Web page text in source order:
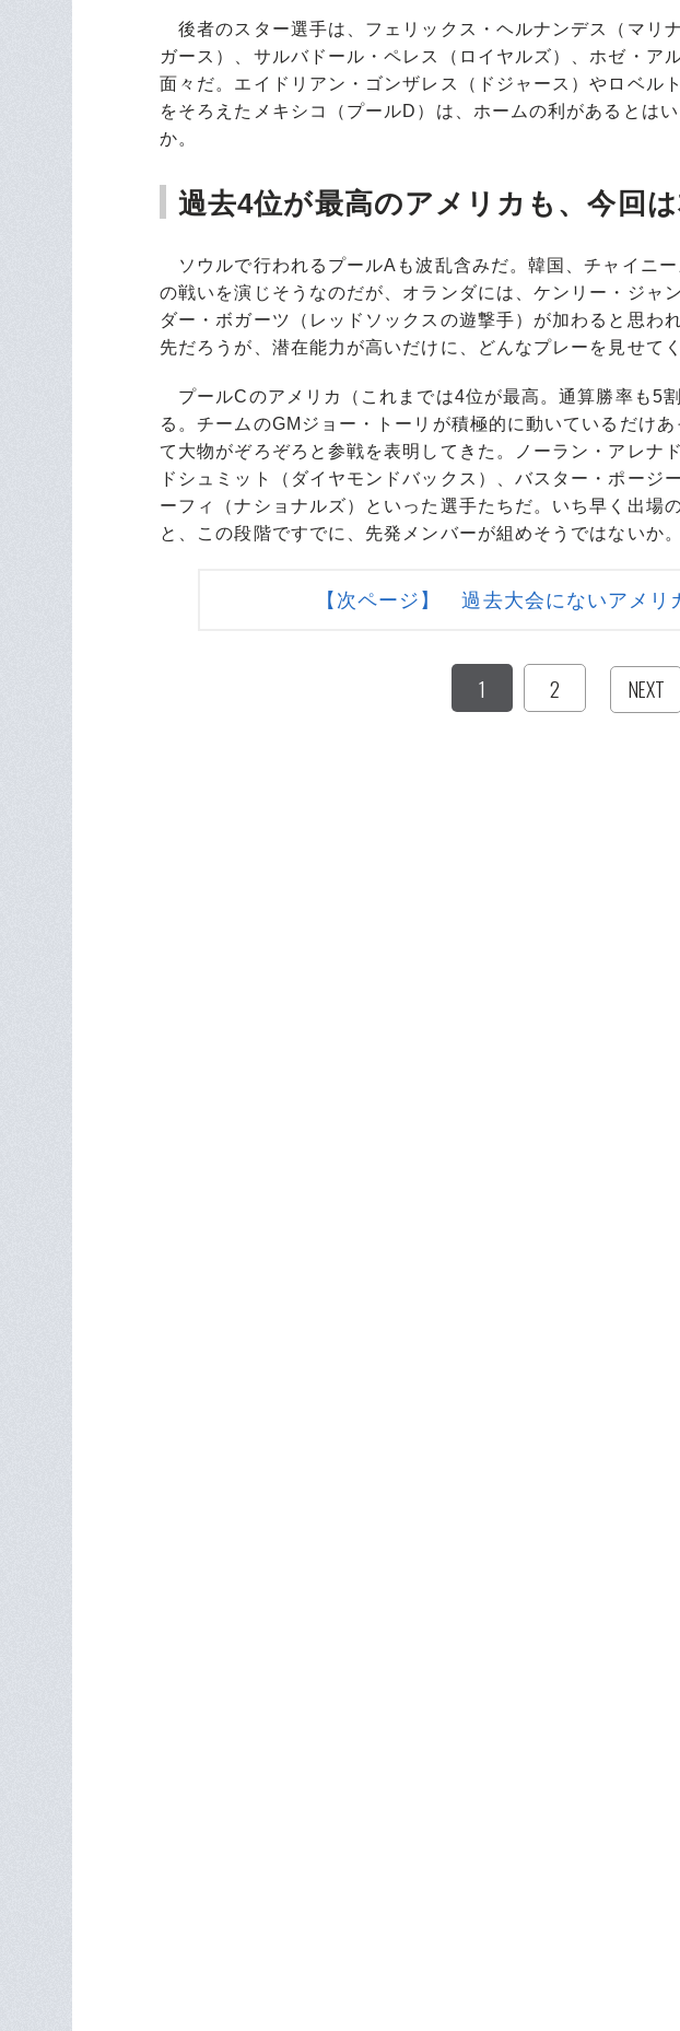
後者のスター選手は、フェリックス・ヘルナンデス（マリ
ガース）、サルバドール・ペレス（ロイヤルズ）、ホゼ・ア
面々だ。エイドリアン・ゴンザレス（ドジャース）やロベル
をそろえたメキシコ（プールD）は、ホームの利があるとは
か。
過去4位が最高のアメリカも、今回は
ソウルで行われるプールAも波乱含みだ。韓国、チャイニ
の戦いを演じそうなのだが、オランダには、ケンリー・ジャ
ダー・ボガーツ（レッドソックスの遊撃手）が加わると思わ
先だろうが、潜在能力が高いだけに、どんなプレーを見せて
プールCのアメリカ（これまでは4位が最高。通算勝率も5
る。チームのGMジョー・トーリが積極的に動いているだけ
て大物がぞろぞろと参戦を表明してきた。ノーラン・アレナ
ドシュミット（ダイヤモンドバックス）、バスター・ポージ
ーフィ（ナショナルズ）といった選手たちだ。いち早く出場
と、この段階ですでに、先発メンバーが組めそうではないか。
【次ページ】 過去大会にないアメリ
1 2 NEXT